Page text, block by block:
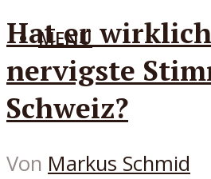
MENÜ
Hat er
nervigste
Schweiz?
Von Markus Schmid